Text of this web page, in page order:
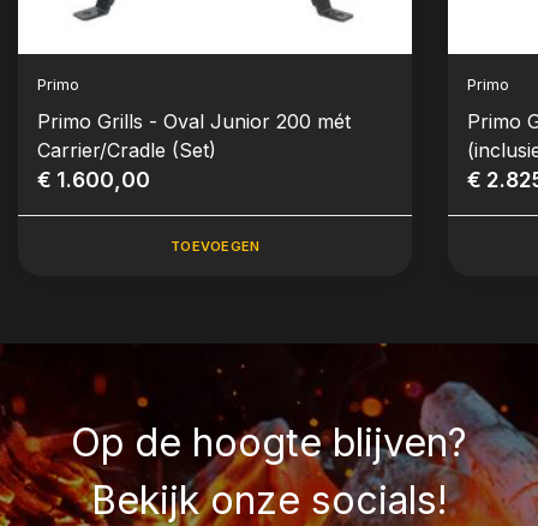
Primo
Primo Grills - Oval Junior 200 mét
Carrier/Cradle (Set)
€ 1.600,00
TOEVOEGEN
Primo
Primo
€
Op de hoogte blijven?
Bekijk onze socials!